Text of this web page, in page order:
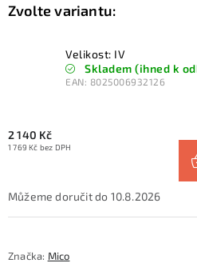
Velikost: IV
Skladem (ihned k
EAN: 8025006932126
2 140 Kč
1 769 Kč bez DPH
10.8.2026
Značka: Mico